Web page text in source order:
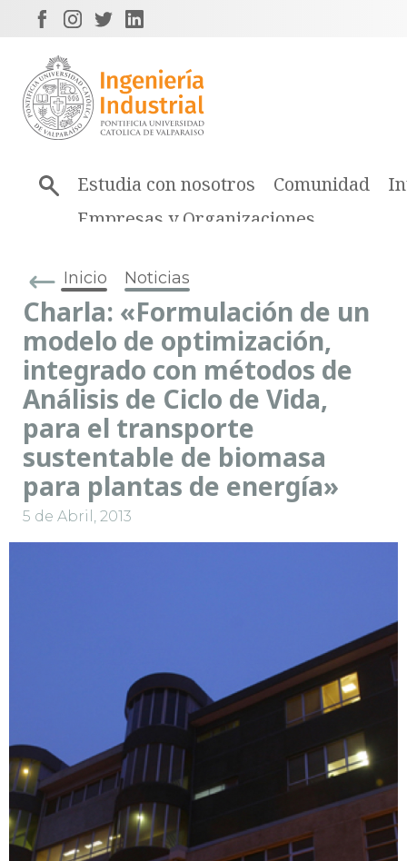
Estudia con nosotros Comunidad
Empresas y Organizaciones
Inicio Noticias
Charla: «Formulación de un
modelo de optimización,
integrado con métodos de
Análisis de Ciclo de Vida,
para el transporte
sustentable de biomasa
para plantas de energía»
5 de Abril, 2013